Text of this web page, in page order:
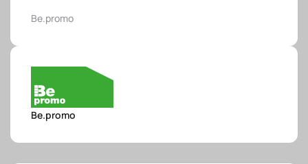
Be.promo
Be.promo